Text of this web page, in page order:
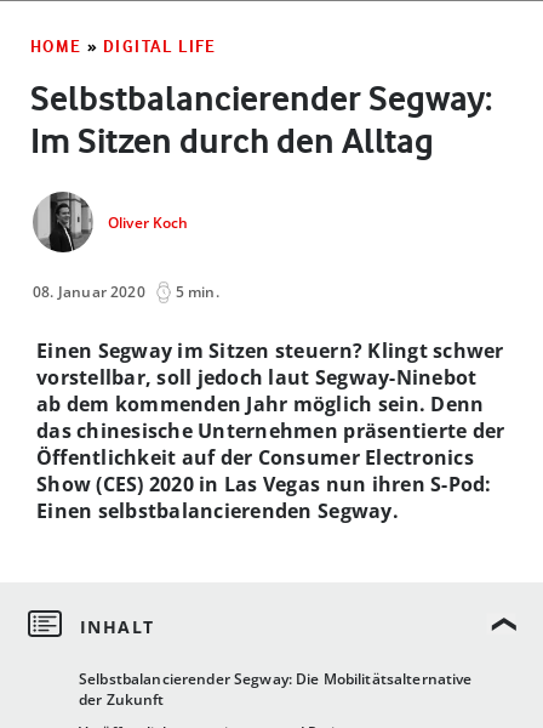
HOME » DIGITAL LIFE
Selbstbalancierender Segway:
Im Sitzen durch den Alltag
Oliver Koch
08. Januar 2020 5 min.
Selbstbalancierender Segway: Die Mobilitätsalternative
der Zukunft
Einen Segway im Sitzen steuern? Klingt schwer
vorstellbar, soll jedoch laut Segway-Ninebot
ab dem kommenden Jahr möglich sein. Denn
das chinesische Unternehmen präsentierte der
Öffentlichkeit auf der Consumer Electronics
Show (CES) 2020 in Las Vegas nun ihren S-Pod:
Einen selbstbalancierenden Segway.